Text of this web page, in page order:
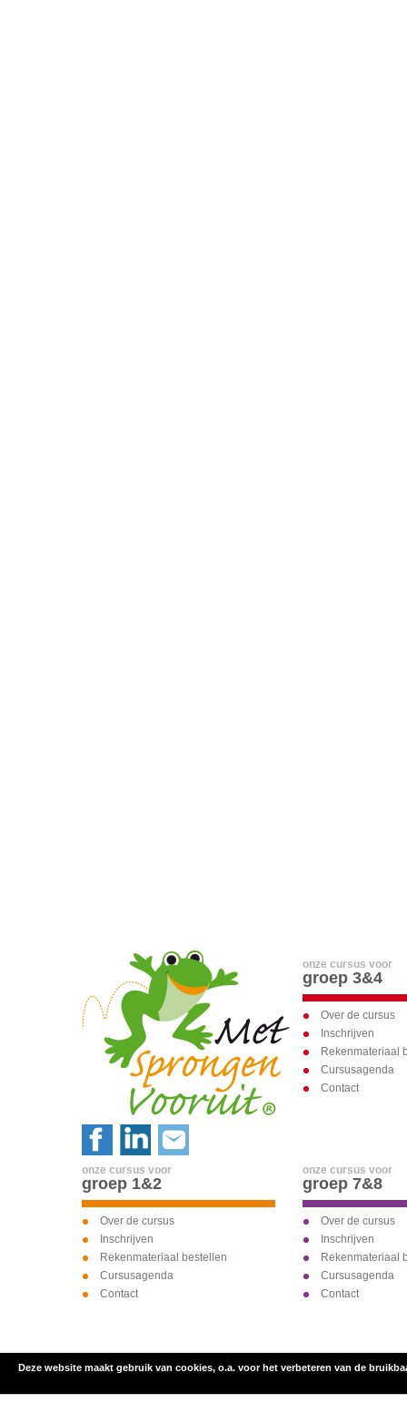
onze cursus voor
groep 3&4
Over de cursus
Inschrijven
Rekenmateriaal
Cursusagenda
Contact
onze cursus voor
groep 1&2
Over de cursus
Inschrijven
Rekenmateriaal bestellen
Cursusagenda
Contact
onze cursus voor
groep 7&8
Over de cursus
Inschrijven
Rekenmateriaal
Cursusagenda
Contact
inschrijven voor
Deze website maakt gebruik van cookies, o.a. voor het verbeteren van de